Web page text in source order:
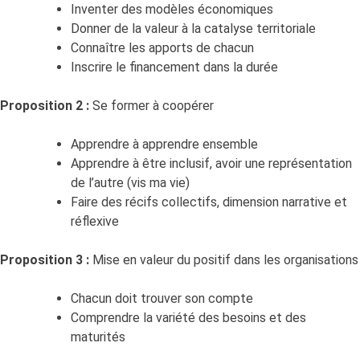
Inventer des modèles économiques
Donner de la valeur à la catalyse territoriale
Connaître les apports de chacun
Inscrire le financement dans la durée
Proposition 2 : Se former à coopérer
Apprendre à apprendre ensemble
Apprendre à être inclusif, avoir une représentation
de l’autre (vis ma vie)
Faire des récifs collectifs, dimension narrative et
réflexive
Proposition 3 : Mise en valeur du positif dans les organisations
Chacun doit trouver son compte
Comprendre la variété des besoins et des
maturités